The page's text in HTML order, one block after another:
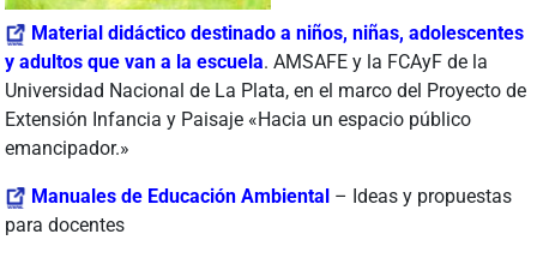
Material didáctico destinado a niños, niñas, adolescentes
y adultos que van a la escuela. AMSAFE y la FCAyF de la
Universidad Nacional de La Plata, en el marco del Proyecto de
Extensión Infancia y Paisaje «Hacia un espacio público
emancipador.»
Manuales de Educación Ambiental – Ideas y propuestas
para docentes